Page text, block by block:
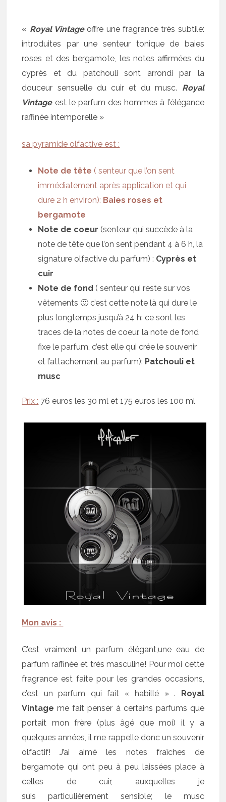
« Royal Vintageoffre une fragrance très subtile:
introduites par une senteur tonique de baies
roses et des bergamote, les notes affirmées du
cyprès et du patchouli sont arrondi par la
douceur sensuelle du cuir et du musc. Royal
Vintageest le parfum des hommes à l’élégance
raffinée intemporelle »
sa pyramide olfactive est :
Note de tête ( senteur que l’on sent
immédiatement après application et qui
dure 2 h environ): Baies roses et
bergamote
Note de coeur (senteur qui succède à la
note de tête que l’on sent pendant 4 à 6 h, la
signature olfactive du parfum) : Cyprès et
cuir
Note de fond ( senteur qui reste sur vos
vêtements 🙂 c’est cette note là qui dure le
plus longtemps jusqu’à 24 h: ce sont les
traces de la notes de coeur. la note de fond
fixe le parfum, c’est elle qui crée le souvenir
et l’attachement au parfum): Patchouli et
musc
Prix : 76 euros les 30 ml et 175 euros les 100 ml
Mon avis :
C’est vraiment un parfum élégant,une eau de
parfum raffinée et très masculine! Pour moi cette
fragrance est faite pour les grandes occasions,
c’est un parfum qui fait « habillé » .
Royal
Vintage me fait penser à certains parfums que
portait mon frère (plus âgé que moi) il y a
quelques années, il me rappelle donc un souvenir
olfactif! J’ai aimé les notes fraîches de
bergamote qui ont peu à peu laissées place à
celles de cuir, auxquelles je
suis particulièrement sensible; le musc